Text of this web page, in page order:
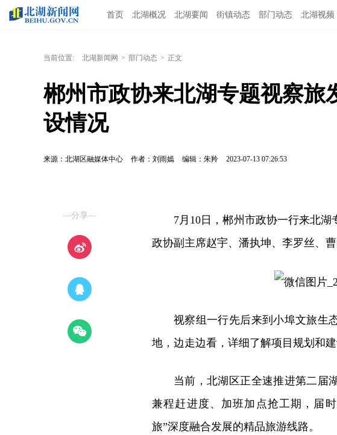
首页 北湖概况 北湖要闻 街镇动态 部门动态 北湖视频
当前位置: 北湖新闻网 > 部门动态 > 正文
郴州市政协来北湖专题视察旅
设情况
来源：北湖区融媒体中心 作者：刘雨嫣 编辑：朱羚 2023-07-13 07:26:53
—分享—
7月10日，郴州市政协一行来北
政协副主席赵宇、潘执坤、李罗丝、曹
视察组一行先后来到小埠文旅生
地，边走边看，详细了解项目规划和建
当前，北湖区正全速推进第二届
兼程赶进度、加班加点抢工期，届
旅”深度融合发展的精品旅游线路。